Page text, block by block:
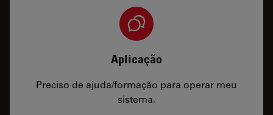
Aplicação
Preciso de ajuda/formação para operar meu
sistema.